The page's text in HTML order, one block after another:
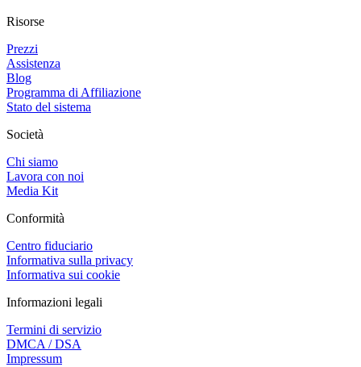
Risorse
Prezzi
Assistenza
Blog
Programma di Affiliazione
Stato del sistema
Società
Chi siamo
Lavora con noi
Media Kit
Conformità
Centro fiduciario
Informativa sulla privacy
Informativa sui cookie
Informazioni legali
Termini di servizio
DMCA / DSA
Impressum